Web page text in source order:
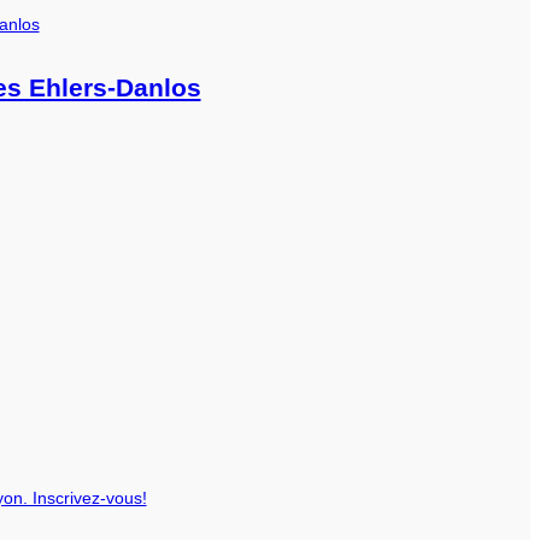
Ehlers-Danlos